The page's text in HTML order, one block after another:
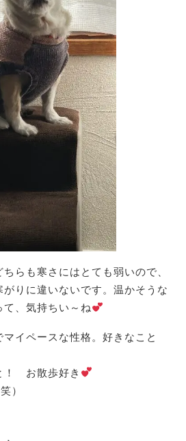
らも寒さにはとても弱いので、
がりに違いないです。温かそうな
、気持ちい～ね
イペースな性格。好きなこと
！ お散歩好き
）